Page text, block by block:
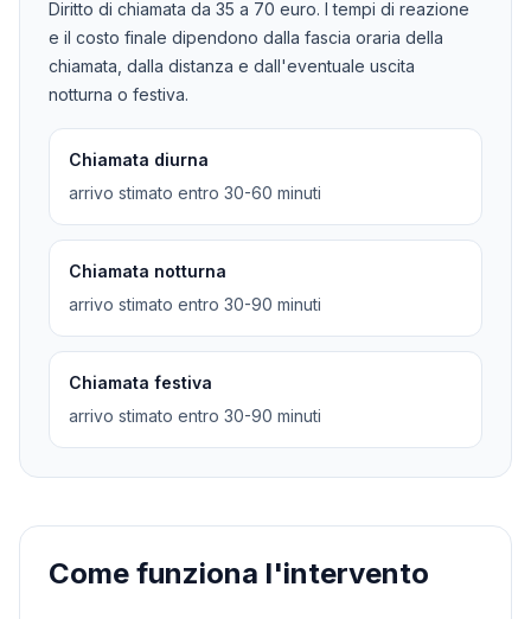
Diritto di chiamata da 35 a 70 euro. I tempi di reazione
e il costo finale dipendono dalla fascia oraria della
chiamata, dalla distanza e dall'eventuale uscita
notturna o festiva.
Chiamata diurna
arrivo stimato entro 30-60 minuti
Chiamata notturna
arrivo stimato entro 30-90 minuti
Chiamata festiva
arrivo stimato entro 30-90 minuti
Come funziona l'intervento